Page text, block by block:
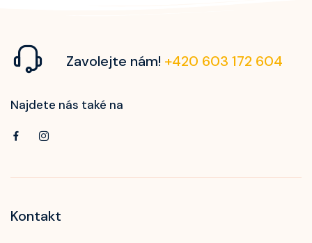
Zavolejte nám! +420 603 172 604
Najdete nás také na
Kontakt